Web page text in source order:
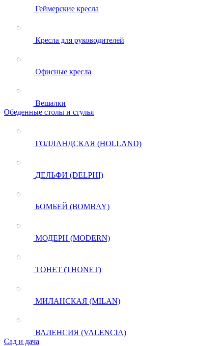
Геймерские кресла
Кресла для руководителей
Офисные кресла
Вешалки
Обеденные столы и стулья
ГОЛЛАНДСКАЯ (HOLLAND)
ДЕЛЬФИ (DELPHI)
БОМБЕЙ (BOMBAY)
МОДЕРН (MODERN)
ТОНЕТ (THONET)
МИЛАНСКАЯ (MILAN)
ВАЛЕНСИЯ (VALENCIA)
Сад и дача